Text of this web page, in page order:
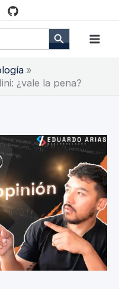
Botón de búsqueda
¿vale la pena?